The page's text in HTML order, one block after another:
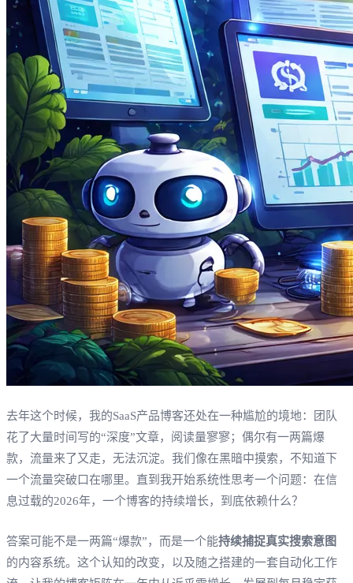
去年这个时候，我的SaaS产品博客还处在一种尴尬的境地：团队
花了大量时间写的“深度”文章，阅读量寥寥；偶尔有一两篇爆
款，流量来了又走，无法沉淀。我们像在黑暗中摸索，不知道下
一个流量突破口在哪里。直到我开始系统性思考一个问题：在信
息过载的2026年，一个博客的持续增长，到底依赖什么？
答案可能不是一两篇“爆款”，而是一个能持续捕捉真实搜索意图
的内容系统。这个认知的改变，以及随之搭建的一套自动化工作